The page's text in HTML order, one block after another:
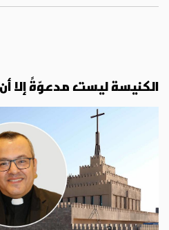
الكنيسة ليست مدعوّةً إلا